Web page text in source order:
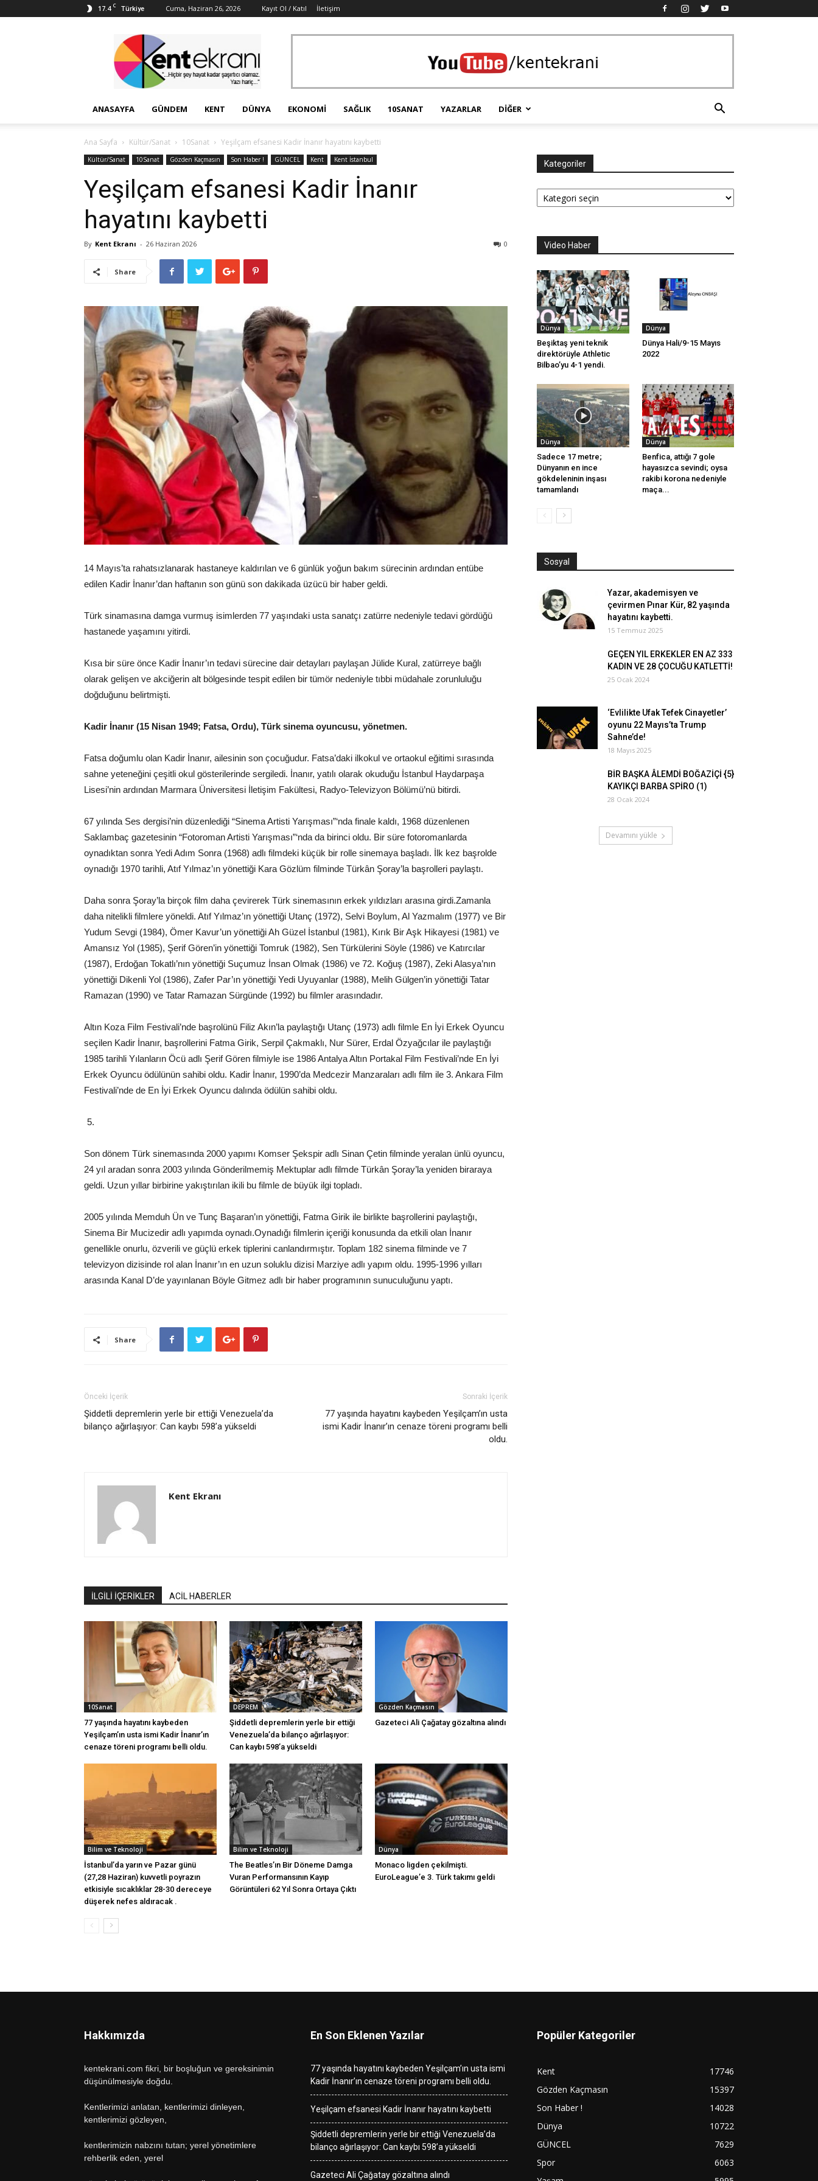
17.4 C Türkiye Cuma, Haziran 26, 2026 Kayıt Ol / Katıl İletişim
Ekranı
ANASAYFA GÜNDEM KENT DÜNYA EKONOMI SAĞLIK 10SANAT YAZARLAR DIĞER
Ana Sayfa Kültür/Sanat 10Sanat Yeşilçam efsanesi Kadir İnanır hayatını kaybetti
Kültür/Sanat 10Sanat Gözden Kaçmasın Son Haber ! GÜNCEL Kent Kent İstanbul
Yeşilçam efsanesi Kadir İnanır
hayatını kaybetti
By Kent Ekranı - 26 Haziran 2026 0
Share
14 Mayıs’ta rahatsızlanarak hastaneye kaldırılan ve 6 günlük yoğun bakım sürecinin ardından entübe
edilen Kadir İnanır’dan haftanın son günü son dakikada üzücü bir haber geldi.
Türk sinamasına damga vurmuş isimlerden 77 yaşındaki usta sanatçı zatürre nedeniyle tedavi gördüğü
hastanede yaşamını yitirdi.
Kısa bir süre önce Kadir İnanır’ın tedavi sürecine dair detayları paylaşan Jülide Kural, zatürreye bağlı
olarak gelişen ve akciğerin alt bölgesinde tespit edilen bir tümör nedeniyle tıbbi müdahale zorunluluğu
doğduğunu belirtmişti.
Kadir İnanır (15 Nisan 1949; Fatsa, Ordu), Türk sinema oyuncusu, yönetmen.
Fatsa doğumlu olan Kadir İnanır, ailesinin son çocuğudur. Fatsa’daki ilkokul ve ortaokul eğitimi sırasında
sahne yeteneğini çeşitli okul gösterilerinde sergiledi. İnanır, yatılı olarak okuduğu İstanbul Haydarpaşa
Lisesi’nin ardından Marmara Üniversitesi İletişim Fakültesi, Radyo-Televizyon Bölümü’nü bitirdi.
67 yılında Ses dergisi’nin düzenlediği “Sinema Artisti Yarışması”‘nda finale kaldı, 1968 düzenlenen
Saklambaç gazetesinin “Fotoroman Artisti Yarışması”‘nda da birinci oldu. Bir süre fotoromanlarda
oynadıktan sonra Yedi Adım Sonra (1968) adlı filmdeki küçük bir rolle sinemaya başladı. İlk kez başrolde
oynadığı 1970 tarihli, Atıf Yılmaz’ın yönettiği Kara Gözlüm filminde Türkân Şoray’la başrolleri paylaştı.
Daha sonra Şoray’la birçok film daha çevirerek Türk sinemasının erkek yıldızları arasına girdi.Zamanla
daha nitelikli filmlere yöneldi. Atıf Yılmaz’ın yönettiği Utanç (1972), Selvi Boylum, Al Yazmalım (1977) ve Bir
Yudum Sevgi (1984), Ömer Kavur’un yönettiği Ah Güzel İstanbul (1981), Kırık Bir Aşk Hikayesi (1981) ve
Amansız Yol (1985), Şerif Gören’in yönettiği Tomruk (1982), Sen Türkülerini Söyle (1986) ve Katırcılar
(1987), Erdoğan Tokatlı’nın yönettiği Suçumuz İnsan Olmak (1986) ve 72. Koğuş (1987), Zeki Alasya’nın
yönettiği Dikenli Yol (1986), Zafer Par’ın yönettiği Yedi Uyuyanlar (1988), Melih Gülgen’in yönettiği Tatar
Ramazan (1990) ve Tatar Ramazan Sürgünde (1992) bu filmler arasındadır.
Altın Koza Film Festivali’nde başrolünü Filiz Akın’la paylaştığı Utanç (1973) adlı filmle En İyi Erkek Oyuncu
seçilen Kadir İnanır, başrollerini Fatma Girik, Serpil Çakmaklı, Nur Sürer, Erdal Özyağcılar ile paylaştığı
1985 tarihli Yılanların Öcü adlı Şerif Gören filmiyle ise 1986 Antalya Altın Portakal Film Festivali’nde En İyi
Erkek Oyuncu ödülünün sahibi oldu. Kadir İnanır, 1990’da Medcezir Manzaraları adlı film ile 3. Ankara Film
Festivali’nde de En İyi Erkek Oyuncu dalında ödülün sahibi oldu.
Son dönem Türk sinemasında 2000 yapımı Komser Şekspir adlı Sinan Çetin filminde yeralan ünlü oyuncu,
24 yıl aradan sonra 2003 yılında Gönderilmemiş Mektuplar adlı filmde Türkân Şoray’la yeniden biraraya
geldi. Uzun yıllar birbirine yakıştırılan ikili bu filmle de büyük ilgi topladı.
2005 yılında Memduh Ün ve Tunç Başaran’ın yönettiği, Fatma Girik ile birlikte başrollerini paylaştığı,
Sinema Bir Mucizedir adlı yapımda oynadı.Oynadığı filmlerin içeriği konusunda da etkili olan İnanır
genellikle onurlu, özverili ve güçlü erkek tiplerini canlandırmıştır. Toplam 182 sinema filminde ve 7
televizyon dizisinde rol alan İnanır’ın en uzun soluklu dizisi Marziye adlı yapım oldu. 1995-1996 yılları
arasında Kanal D’de yayınlanan Böyle Gitmez adlı bir haber programının sunuculuğunu yaptı.
Share
Önceki İçerik
Şiddetli depremlerin yerle bir ettiği Venezuela’da
bilanço ağırlaşıyor: Can kaybı 598’a yükseldi
Sonraki İçerik
77 yaşında hayatını kaybeden Yeşilçam’ın usta
ismi Kadir İnanır’ın cenaze töreni programı belli
oldu.
Kent Ekranı
İLGİLİ İÇERİKLER ACİL HABERLER
10Sanat
77 yaşında hayatını kaybeden
Yeşilçam’ın usta ismi Kadir İnanır’ın
cenaze töreni programı belli oldu.
DEPREM
Şiddetli depremlerin yerle bir ettiği
Venezuela’da bilanço ağırlaşıyor:
Can kaybı 598’a yükseldi
Gözden Kaçmasın
Gazeteci Ali Çağatay gözaltına alındı
Bilim ve Teknoloji
İstanbul’da yarın ve Pazar günü
(27,28 Haziran) kuvvetli poyrazın
etkisiyle sıcaklıklar 28-30 dereceye
düşerek nefes aldıracak .
Bilim ve Teknoloji
The Beatles’ın Bir Döneme Damga
Vuran Performansının Kayıp
Görüntüleri 62 Yıl Sonra Ortaya Çıktı
Dünya
Monaco ligden çekilmişti.
EuroLeague’e 3. Türk takımı geldi
Kategoriler
Kategoriler
Video Haber
Dünya
Beşiktaş yeni teknik
direktörüyle Athletic
Bilbao’yu 4-1 yendi.
Dünya
Dünya Hali/9-15 Mayıs
2022
Dünya
Sadece 17 metre;
Dünyanın en ince
gökdeleninin inşası
tamamlandı
Dünya
Benfica, attığı 7 gole
hayasızca sevindi; oysa
rakibi korona nedeniyle
maça...
Sosyal
Yazar, akademisyen ve
çevirmen Pınar Kür, 82 yaşında
hayatını kaybetti.
15 Temmuz 2025
GEÇEN YIL ERKEKLER EN AZ 333
KADIN VE 28 ÇOCUĞU KATLETTİ!
25 Ocak 2024
‘Evlilikte Ufak Tefek Cinayetler’
oyunu 22 Mayıs’ta Trump
Sahne’de!
18 Mayıs 2025
BİR BAŞKA ÂLEMDİ BOĞAZİÇİ {5}
KAYIKÇI BARBA SPİRO (1)
28 Ocak 2024
Devamını yükle
Hakkımızda
kentekrani.com fikri, bir boşluğun ve gereksinimin
düşünülmesiyle doğdu.
Kentlerimizi anlatan, kentlerimizi dinleyen,
kentlerimizi gözleyen,
kentlerimizin nabzını tutan; yerel yönetimlere
rehberlik eden, yerel
En Son Eklenen Yazılar
77 yaşında hayatını kaybeden Yeşilçam’ın usta ismi
Kadir İnanır’ın cenaze töreni programı belli oldu.
Yeşilçam efsanesi Kadir İnanır hayatını kaybetti
Şiddetli depremlerin yerle bir ettiği Venezuela’da
bilanço ağırlaşıyor: Can kaybı 598’a yükseldi
Gazeteci Ali Çağatay gözaltına alındı
Popüler Kategoriler
Kent
17746
Gözden Kaçmasın
15397
Son Haber !
14028
Dünya
10722
GÜNCEL
7629
Spor
6063